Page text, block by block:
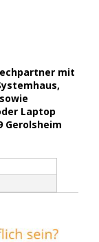
mit
Laptop
Gerolsheim